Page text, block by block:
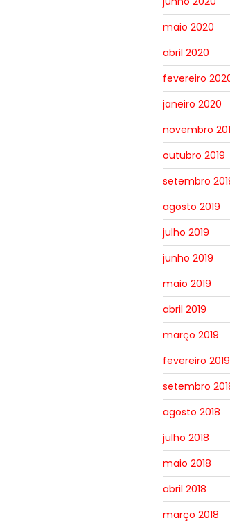
maio 2020
abril 2020
fevereiro
janeiro 2020
novembro
outubro 2019
setembro
agosto 2019
julho 2019
junho 2019
maio 2019
abril 2019
março 2019
fevereiro 2019
setembro
agosto 2018
julho 2018
maio 2018
abril 2018
março 2018